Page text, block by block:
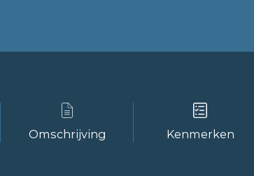
Omschrijving Kenmerken